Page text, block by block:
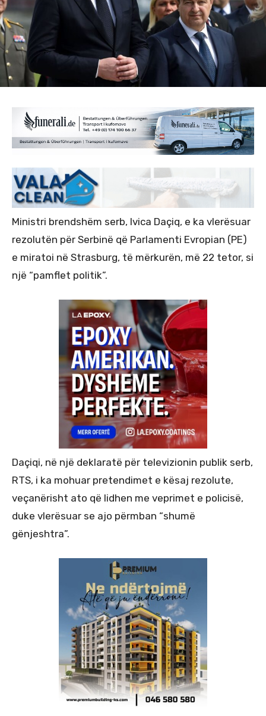
Ministri brendshëm serb, Ivica Daçiq, e ka vlerësuar
rezolutën për Serbinë që Parlamenti Evropian (PE)
e miratoi në Strasburg, të mërkurën, më 22 tetor, si
një “pamflet politik”.
Daçiqi, në një deklaratë për televizionin publik serb,
RTS, i ka mohuar pretendimet e kësaj rezolute,
veçanërisht ato që lidhen me veprimet e policisë,
duke vlerësuar se ajo përmban “shumë
gënjeshtra”.